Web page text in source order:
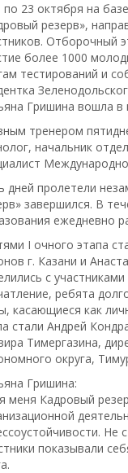
по 23 октября на
резерв»,
Отборочный
более 1000
тестирований и
Гришина вошла в
тренером
начальник
дней пролетели
завершился. В
ежедневно
I очного этапа
г. Казани и
с
ребята
касающиеся как
стали Андрей
Тимергазина,
округа,
Гришина:
меня Кадровый
показывали